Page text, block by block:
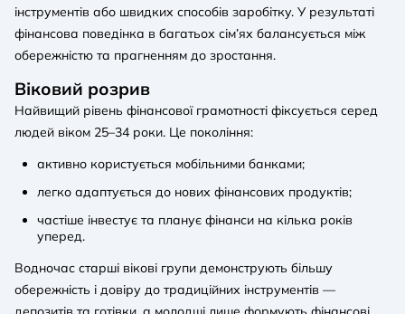
інструментів або швидких способів заробітку. У результаті
фінансова поведінка в багатьох сім’ях балансується між
обережністю та прагненням до зростання.
Віковий розрив
Найвищий рівень фінансової грамотності фіксується серед
людей віком 25–34 роки. Це покоління:
активно користується мобільними банками;
легко адаптується до нових фінансових продуктів;
частіше інвестує та планує фінанси на кілька років
уперед.
Водночас старші вікові групи демонструють більшу
обережність і довіру до традиційних інструментів —